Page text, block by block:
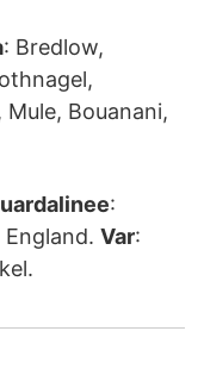
: Bredlow,
Bouanani,
:
England. Var: